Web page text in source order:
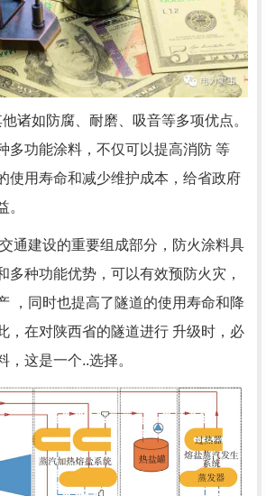
诸如防腐、耐磨、吸音等多项优点。
多功能涂料，不仅可以提高消防 等
使用寿命和减少维护成本，给省政府
。
通建设的重要组成部分，防火涂料具
多种功能优势，可以有效预防火灾，
，同时也提高了隧道的使用寿命和降
，在对陕西省的隧道进行 升级时，必
，这是一个..选择。